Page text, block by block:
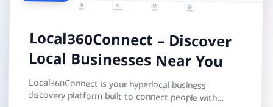
Local360Connect – Discover
Local Businesses Near You
Local360Connect is your hyperlocal business
discovery platform built to connect people with